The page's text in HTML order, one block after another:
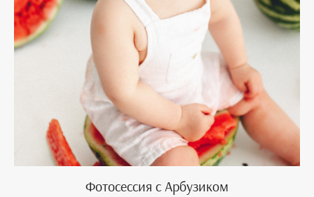
Фотосессия с Арбузиком